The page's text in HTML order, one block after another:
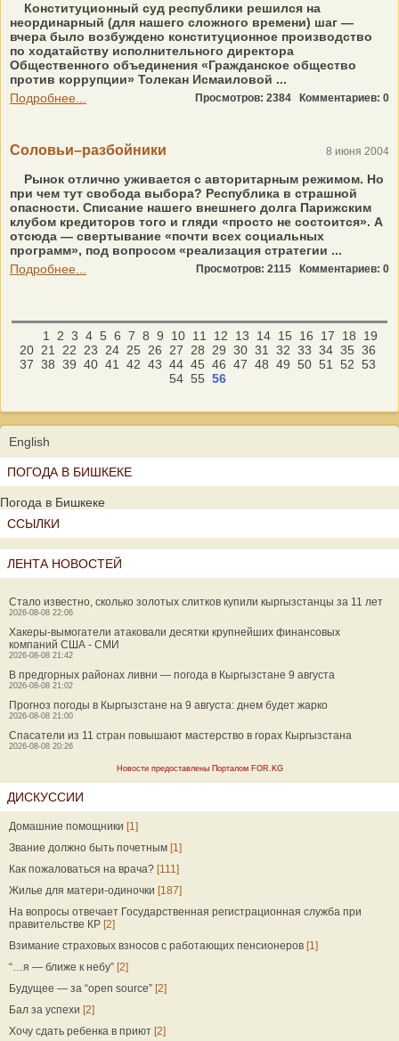
Конституционный суд республики решился на
неординарный (для нашего сложного времени) шаг —
вчера было возбуждено конституционное производство
по ходатайству исполнительного директора
Общественного объединения «Гражданское общество
против коррупции» Толекан Исмаиловой ...
Подробнее...
Просмотров: 2384 Комментариев: 0
Соловьи–разбойники 8 июня 2004
Рынок отлично уживается с авторитарным режимом. Но
при чем тут свобода выбора? Республика в страшной
опacности. Списание нашего внешнего долга Парижским
клубом кредиторов того и гляди «просто не состоится». А
отсюда — свертывание «почти всех социальных
программ», под вопросом «реализация стратегии ...
Подробнее...
Просмотров: 2115 Комментариев: 0
1 2 3 4 5 6 7 8 9 10 11 12 13 14 15 16 17 18
19
20 21 22 23 24 25 26 27 28 29 30 31 32 33 34 35 36
37 38 39 40 41 42 43 44 45 46 47 48 49 50 51 52 53
54 55 56
English
ПОГОДА В БИШКЕКЕ
Погода в Бишкеке
ССЫЛКИ
ЛЕНТА НОВОСТЕЙ
Стало известно, сколько золотых слитков купили кыргызстанцы за 11 лет
2026-08-08 22:06
Хакеры-вымогатели атаковали десятки крупнейших финансовых
компаний США - СМИ
2026-08-08 21:42
В предгорных районах ливни — погода в Кыргызстане 9 августа
2026-08-08 21:02
Прогноз погоды в Кыргызстане на 9 августа: днем будет жарко
2026-08-08 21:00
Спасатели из 11 стран повышают мастерство в горах Кыргызстана
2026-08-08 20:26
Новости предоставлены Порталом FOR.KG
ДИСКУССИИ
Домашние помощники [1]
Звание должно быть почетным [1]
Как пожаловаться на врача? [111]
Жилье для матери-одиночки [187]
На вопросы отвечает Государственная регистрационная служба при
правительстве КР [2]
Взимание страховых взносов с работающих пенсионеров [1]
“…я — ближе к небу” [2]
Будущее — за “open source” [2]
Бал за успехи [2]
Хочу сдать ребенка в приют [2]